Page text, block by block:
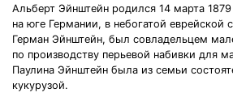
Альберт Эйнштейн родился 14 марта
на юге Германии, в небогатой еврейской
Герман Эйнштейн, был совладельцем
по производству перьевой набивки для
Паулина Эйнштейн была из семьи
кукурузой.